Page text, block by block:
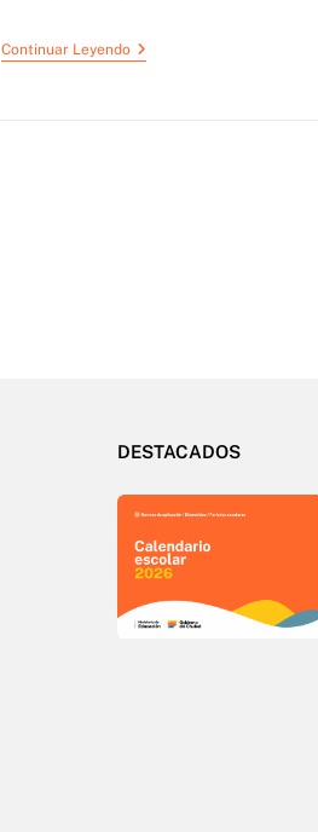
Continuar Leyendo
DESTACADOS